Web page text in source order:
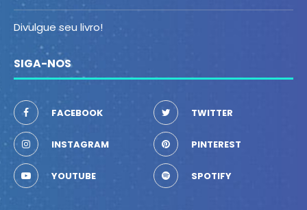
Divulgue seu livro!
SIGA-NOS
FACEBOOK TWITTER
INSTAGRAM PINTEREST
YOUTUBE SPOTIFY